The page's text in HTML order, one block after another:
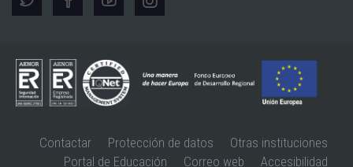
Contactar Protección de datos
Otras instituciones
Portal de Educación
Correo web Accesibilidad